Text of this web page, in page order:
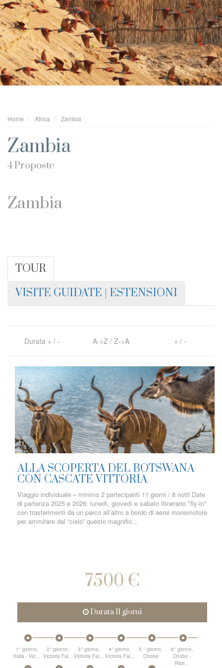
Home Africa Zambia
Zambia
4 Proposte
Zambia
TOUR
VISITE GUIDATE | ESTENSIONI
Durata + / - A->Z / Z->A + / -
ALLA SCOPERTA DEL BOTSWANA
CON CASCATE VITTORIA
Viaggio individuale – minimo 2 partecipanti 11 giorni / 8 notti Date
di partenza 2025 e 2026: lunedì, giovedì e sabato Itinerario "fly-in"
con trasferimenti da un parco all’altro a bordo di aerei monomotore
per ammirare dal “cielo” questo magnific...
7500 €
Durata 11 giorni
1° giorno,
Italia - Vic...
2° giorno,
Victoria Fal...
3° giorno,
Victoria Fal...
4° giorno,
Victoria Fal...
5 ° giorno,
Chobe
6° giorno,
Chobe -
Rise...